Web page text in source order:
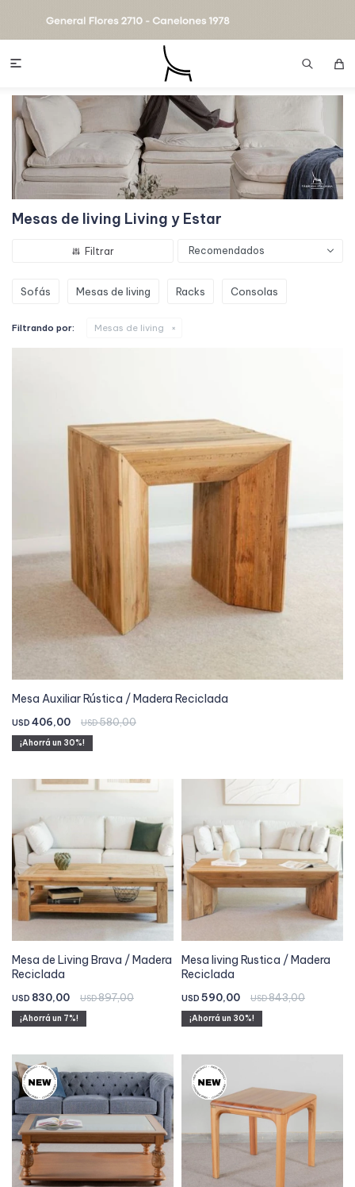

Mesas de living Living y Estar
Recomendados
Sofás Mesas de living Racks Consolas
Filtrando por: Mesas de living
Mesa Auxiliar Rústica / Madera Reciclada
USD 406,00 USD580,00
30
Mesa de Living Brava / Madera
Reciclada
USD 830,00 USD897,00
7
Mesa living Rustica / Madera
Reciclada
USD 590,00 USD843,00
30